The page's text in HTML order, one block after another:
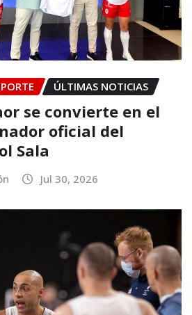
ÚLTIMAS NOTICIAS
se convierte en el
oficial del
Sala
Jul 30, 2026